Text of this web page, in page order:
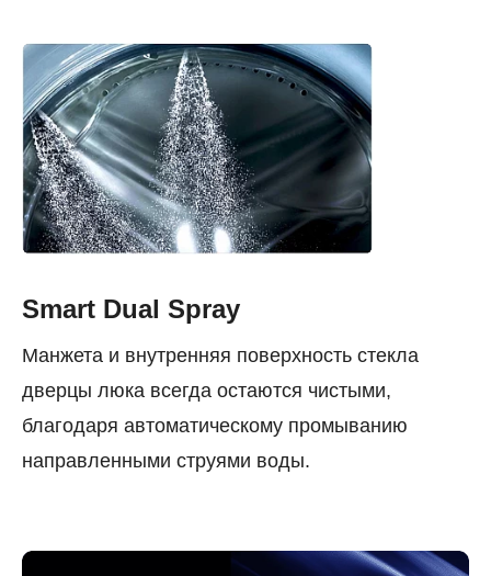
Smart Dual Spray
Манжета и внутренняя поверхность стекла
дверцы люка всегда остаются чистыми,
благодаря автоматическому промыванию
направленными струями воды.